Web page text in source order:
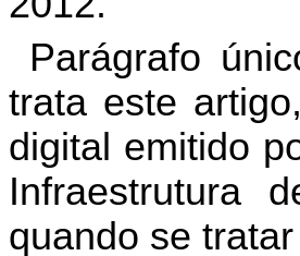
Parágrafo
trata este
digital emitido
Infraestrutura
quando se